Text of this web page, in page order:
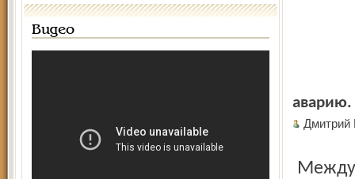
Видео
аварию.
Между Ростовом и Ярославлем на второстепенной